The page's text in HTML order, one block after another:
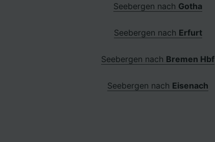
Seebergen nach Gotha
Seebergen nach Erfurt
Seebergen nach Bremen Hbf
Seebergen nach Eisenach